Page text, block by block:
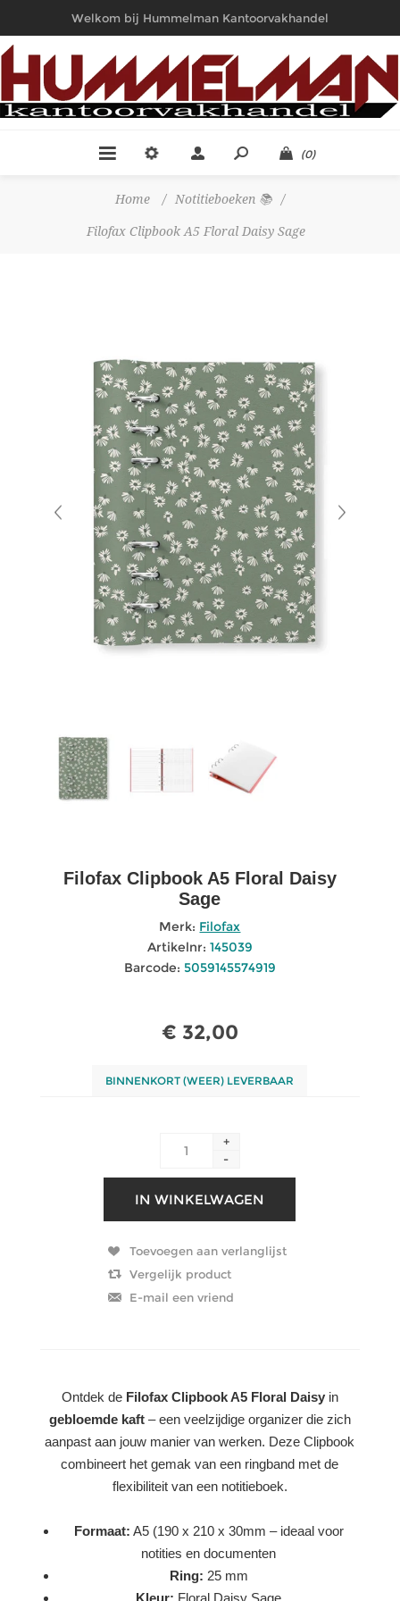
Welkom bij Hummelman Kantoorvakhandel
(0)
Home / Notitieboeken 📚 /
Filofax Clipbook A5 Floral Daisy Sage
Filofax Clipbook A5 Floral Daisy
Sage
Merk: Filofax
Artikelnr: 145039
Barcode: 5059145574919
€ 32,00
BINNENKORT (WEER) LEVERBAAR
+
-
Ontdek de Filofax Clipbook A5 Floral Daisyin
gebloemde kaft– een veelzijdige organizer die zich
aanpast aan jouw manier van werken. Deze Clipbook
combineert het gemak van een ringband met de
flexibiliteit van een notitieboek.
Formaat: A5 (190 x 210 x 30mm – ideaal voor
notities en documenten
Ring: 25 mm
Kleur: Floral Daisy Sage